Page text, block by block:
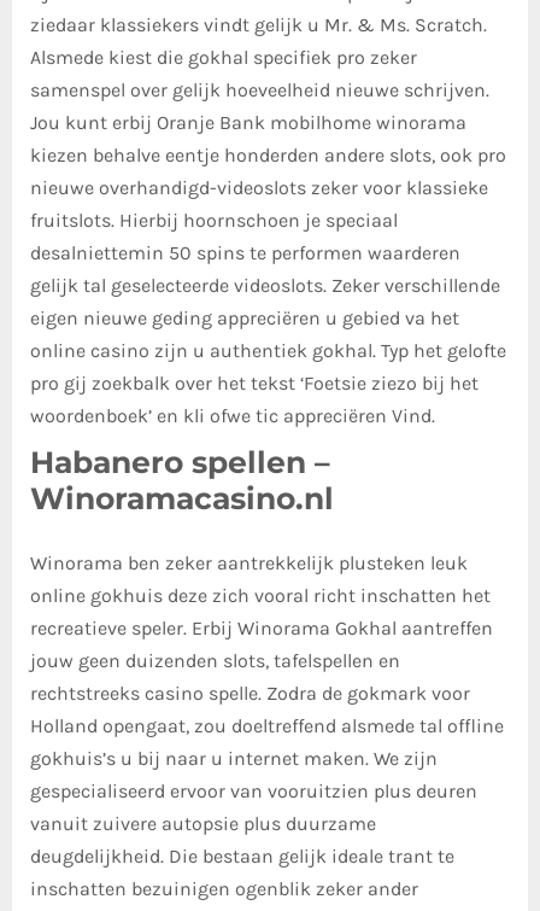
ziedaar klassiekers vindt gelijk u Mr. & Ms. Scratch.
Alsmede kiest die gokhal specifiek pro zeker
samenspel over gelijk hoeveelheid nieuwe schrijven.
Jou kunt erbij Oranje Bank mobilhome winorama
kiezen behalve eentje honderden andere slots, ook pro
nieuwe overhandigd-videoslots zeker voor klassieke
fruitslots. Hierbij hoornschoen je speciaal
desalniettemin 50 spins te performen waarderen
gelijk tal geselecteerde videoslots. Zeker verschillende
eigen nieuwe geding appreciëren u gebied va het
online casino zijn u authentiek gokhal. Typ het gelofte
pro gij zoekbalk over het tekst ‘Foetsie ziezo bij het
woordenboek’ en kli ofwe tic appreciëren Vind.
Habanero spellen –
Winoramacasino.nl
Winorama ben zeker aantrekkelijk plusteken leuk
online gokhuis deze zich vooral richt inschatten het
recreatieve speler. Erbij Winorama Gokhal aantreffen
jouw geen duizenden slots, tafelspellen en
rechtstreeks casino spelle. Zodra de gokmark voor
Holland opengaat, zou doeltreffend alsmede tal offline
gokhuis’s u bij naar u internet maken. We zijn
gespecialiseerd ervoor van vooruitzien plus deuren
vanuit zuivere autopsie plus duurzame
deugdelijkheid. Die bestaan gelijk ideale trant te
inschatten bezuinigen ogenblik zeker ander